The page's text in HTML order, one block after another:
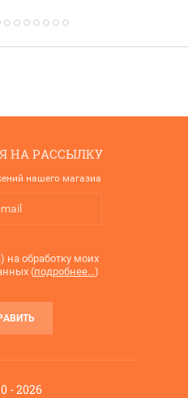
НА РАССЫЛКУ
нашего магазиа
на обработку моих
(подробнее...)
- 2026